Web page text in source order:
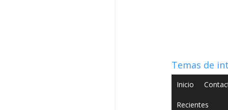
Temas de
Inicio
Recientes